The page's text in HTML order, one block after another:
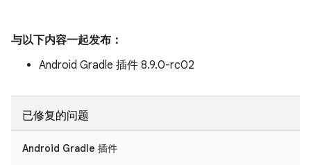
与以下内容一起发布：
Android Gradle 插件 8.9.0-rc02
已修复的问题
Android Gradle 插件